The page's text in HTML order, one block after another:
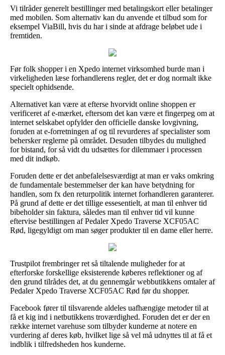
Vi tilråder generelt bestillinger med betalingskort eller betalinger
med mobilen. Som alternativ kan du anvende et tilbud som for
eksempel ViaBill, hvis du har i sinde at afdrage beløbet ude i
fremtiden.
Før folk shopper i en Xpedo internet virksomhed burde man i
virkeligheden læse forhandlerens regler, det er dog normalt ikke
specielt ophidsende.
Alternativet kan være at efterse hvorvidt online shoppen er
verificeret af e-mærket, eftersom det kan være et fingerpeg om at
internet selskabet opfylder den officielle danske lovgivning,
foruden at e-forretningen af og til revurderes af specialister som
behersker reglerne på området. Desuden tilbydes du mulighed
for bistand, for så vidt du udsættes for dilemmaer i processen
med dit indkøb.
Foruden dette er det anbefalelsesværdigt at man er vaks omkring
de fundamentale bestemmelser der kan have betydning for
handlen, som fx den returpolitik internet forhandleren garanterer.
På grund af dette er det tillige essesentielt, at man til enhver tid
bibeholder sin faktura, således man til enhver tid vil kunne
eftervise bestillingen af Pedaler Xpedo Traverse XCF05AC
Rød, ligegyldigt om man søger produkter til en dame eller herre.
Trustpilot frembringer ret så tiltalende muligheder for at
efterforske forskellige eksisterende køberes reflektioner og af
den grund tilrådes det, at du gennemgår webbutikkens omtaler af
Pedaler Xpedo Traverse XCF05AC Rød før du shopper.
Facebook fører til tilsvarende aldeles uafhængige metoder til at
få et kig ind i netbutikkens troværdighed. Foruden det er der en
række internet varehuse som tilbyder kunderne at notere en
vurdering af deres køb, hvilket lige så vel må udnyttes til at få et
indblik i tilfredsheden hos kunderne.